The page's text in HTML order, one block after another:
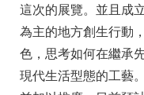
這次的展覽。並且成
為主的地方創生行動
色，思考如何在繼承
現代生活型態的工藝